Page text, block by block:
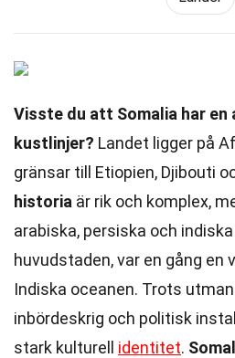
Visste du att Somalia har en
kustlinjer? Landet ligger på
gränsar till Etiopien, Djibouti
historia är rik och komplex,
arabiska, persiska och
huvudstaden, var en gång en
Indiska oceanen. Trots
inbördeskrig och politisk
stark kulturell identitet.